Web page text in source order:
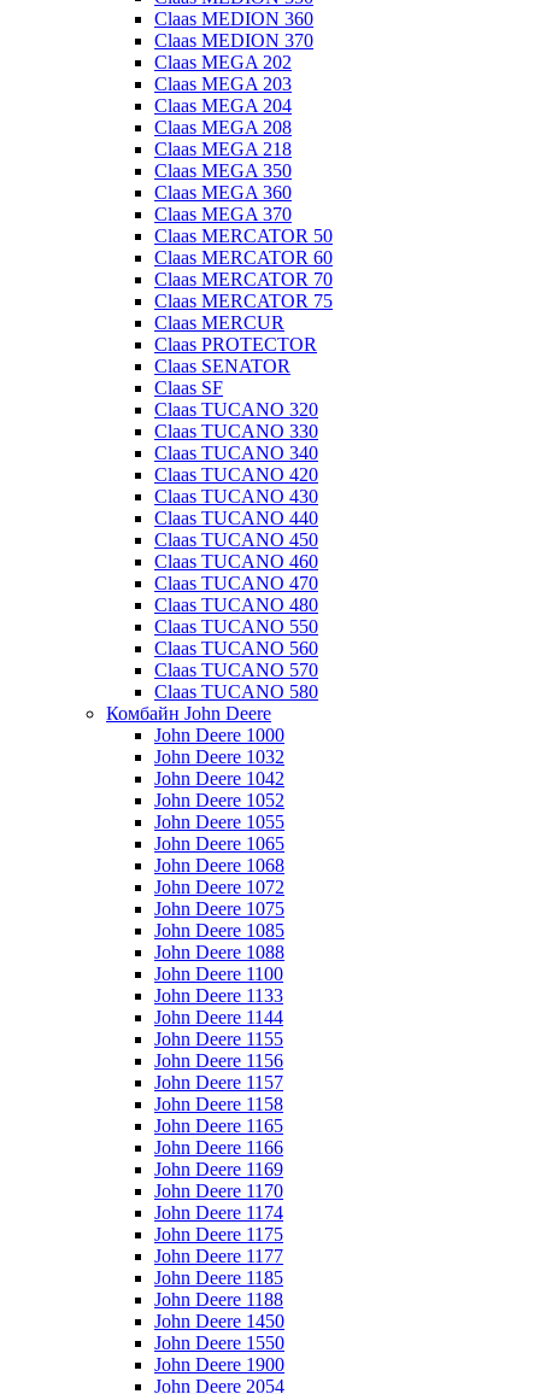
Claas MEDION 360
Claas MEDION 370
Claas MEGA 202
Claas MEGA 203
Claas MEGA 204
Claas MEGA 208
Claas MEGA 218
Claas MEGA 350
Claas MEGA 360
Claas MEGA 370
Claas MERCATOR 50
Claas MERCATOR 60
Claas MERCATOR 70
Claas MERCATOR 75
Claas MERCUR
Claas PROTECTOR
Claas SENATOR
Claas SF
Claas TUCANO 320
Claas TUCANO 330
Claas TUCANO 340
Claas TUCANO 420
Claas TUCANO 430
Claas TUCANO 440
Claas TUCANO 450
Claas TUCANO 460
Claas TUCANO 470
Claas TUCANO 480
Claas TUCANO 550
Claas TUCANO 560
Claas TUCANO 570
Claas TUCANO 580
Комбайн John Deere
John Deere 1000
John Deere 1032
John Deere 1042
John Deere 1052
John Deere 1055
John Deere 1065
John Deere 1068
John Deere 1072
John Deere 1075
John Deere 1085
John Deere 1088
John Deere 1100
John Deere 1133
John Deere 1144
John Deere 1155
John Deere 1156
John Deere 1157
John Deere 1158
John Deere 1165
John Deere 1166
John Deere 1169
John Deere 1170
John Deere 1174
John Deere 1175
John Deere 1177
John Deere 1185
John Deere 1188
John Deere 1450
John Deere 1550
John Deere 1900
John Deere 2054